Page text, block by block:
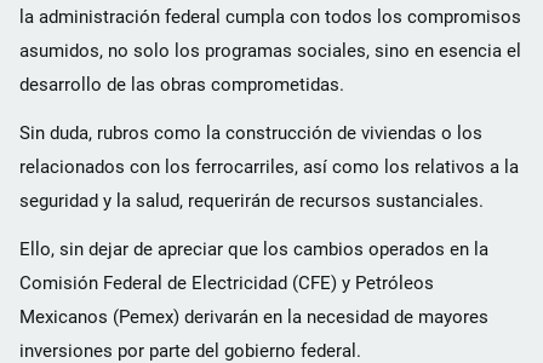
la administración federal cumpla con todos los compromisos
asumidos, no solo los programas sociales, sino en esencia el
desarrollo de las obras comprometidas.
Sin duda, rubros como la construcción de viviendas o los
relacionados con los ferrocarriles, así como los relativos a la
seguridad y la salud, requerirán de recursos sustanciales.
Ello, sin dejar de apreciar que los cambios operados en la
Comisión Federal de Electricidad (CFE) y Petróleos
Mexicanos (Pemex) derivarán en la necesidad de mayores
inversiones por parte del gobierno federal.